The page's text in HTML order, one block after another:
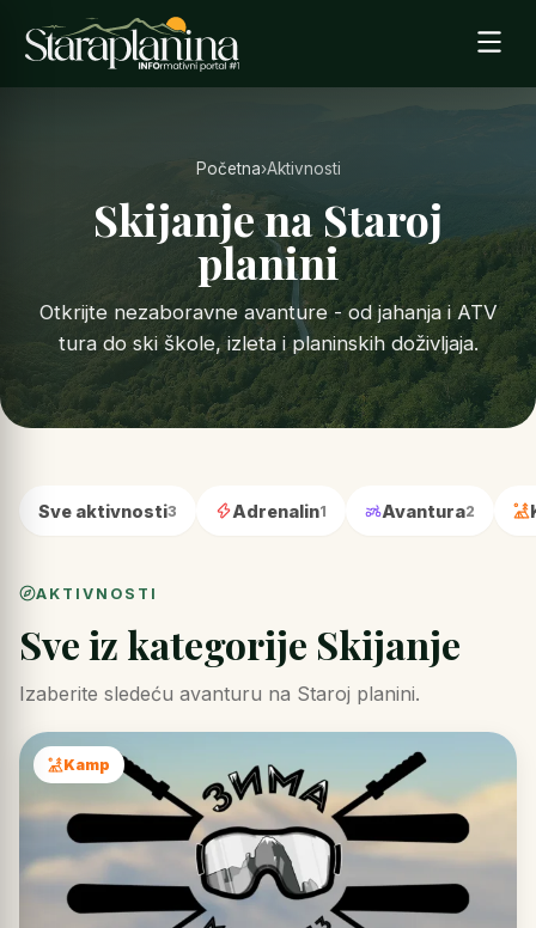
Početna›Aktivnosti
Skijanje na Staroj
planini
Otkrijte nezaboravne avanture - od jahanja i ATV
tura do ski škole, izleta i planinskih doživljaja.
Sve aktivnosti3 Adrenalin1 Avantura2
AKTIVNOSTI
Sve iz kategorije Skijanje
Izaberite sledeću avanturu na Staroj planini.
Kamp